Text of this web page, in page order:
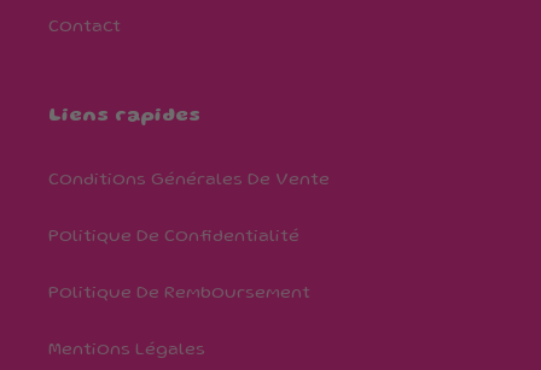
Contact
Liens rapides
Conditions Générales De Vente
Politique De Confidentialité
Politique De Remboursement
Mentions Légales